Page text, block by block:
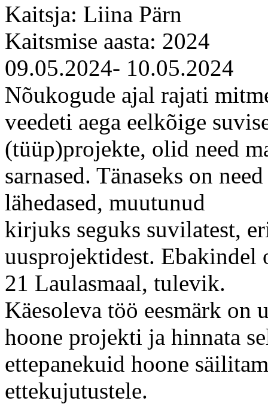
Kaitsja: Liina Pärn
Kaitsmise aasta: 2024
09.05.2024- 10.05.2024
Nõukogude ajal rajati
veedeti aega eelkõige
(tüüp)projekte, olid need
sarnased. Tänaseks on
lähedased, muutunud
kirjuks seguks suvilatest,
uusprojektidest.
21 Laulasmaal, tulevik.
Käesoleva töö eesmärk
hoone projekti ja hinnata
ettepanekuid hoone
ettekujutustele.